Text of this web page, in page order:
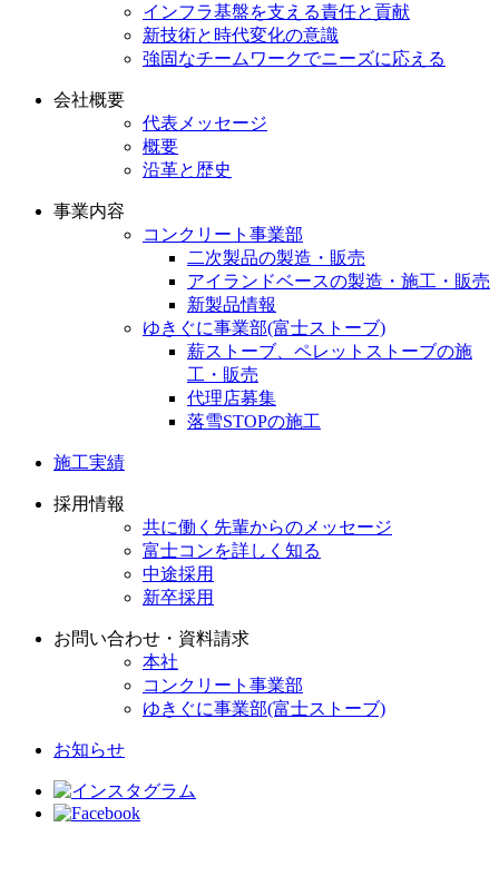
インフラ基盤を支える責任と貢献
新技術と時代変化の意識
強固なチームワークでニーズに応える
会社概要
代表メッセージ
概要
沿革と歴史
事業内容
コンクリート事業部
二次製品の製造・販売
アイランドベースの製造・施工・販売
新製品情報
ゆきぐに事業部(富士ストーブ)
薪ストーブ、ペレットストーブの施
工・販売
代理店募集
落雪STOPの施工
施工実績
採用情報
共に働く先輩からのメッセージ
富士コンを詳しく知る
中途採用
新卒採用
お問い合わせ・資料請求
本社
コンクリート事業部
ゆきぐに事業部(富士ストーブ)
お知らせ